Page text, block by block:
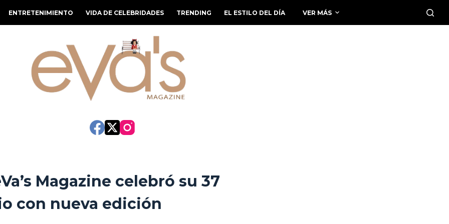
ENTRETENIMIENTO VIDA DE CELEBRIDADES TRENDING EL ESTILO DEL DÍA VER MÁS
Magazine celebró su 37
con nueva edición